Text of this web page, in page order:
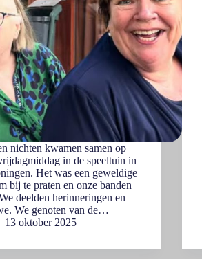
nichten kwamen samen op
in de speeltuin in
Het was een geweldige
bij te praten en onze banden
deelden herinneringen en
We genoten van de…
13 oktober 2025